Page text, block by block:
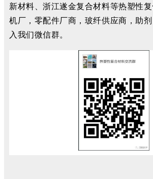
新材料、浙江遂金复合材料等热塑性
机厂，零配件厂商，玻纤供应商，助
入我们微信群。